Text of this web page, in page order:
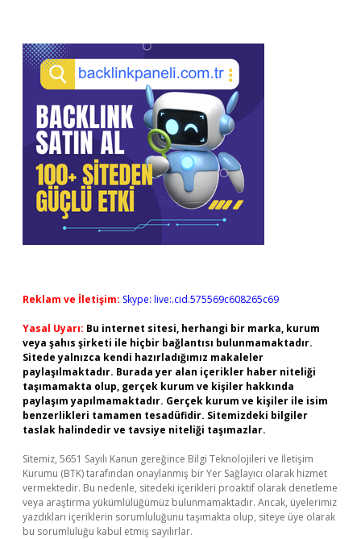
Reklam ve İletişim: Skype: live:.cid.575569c608265c69
Yasal Uyarı: Bu internet sitesi, herhangi bir marka, kurum
veya şahıs şirketi ile hiçbir bağlantısı bulunmamaktadır.
Sitede yalnızca kendi hazırladığımız makaleler
paylaşılmaktadır. Burada yer alan içerikler haber niteliği
taşımamakta olup, gerçek kurum ve kişiler hakkında
paylaşım yapılmamaktadır. Gerçek kurum ve kişiler ile isim
benzerlikleri tamamen tesadüfidir. Sitemizdeki bilgiler
taslak halindedir ve tavsiye niteliği taşımazlar.
Sitemiz, 5651 Sayılı Kanun gereğince Bilgi Teknolojileri ve İletişim
Kurumu (BTK) tarafından onaylanmış bir Yer Sağlayıcı olarak hizmet
vermektedir. Bu nedenle, sitedeki içerikleri proaktif olarak denetleme
veya araştırma yükümlülüğümüz bulunmamaktadır. Ancak, üyelerimiz
yazdıkları içeriklerin sorumluluğunu taşımakta olup, siteye üye olarak
bu sorumluluğu kabul etmiş sayılırlar.